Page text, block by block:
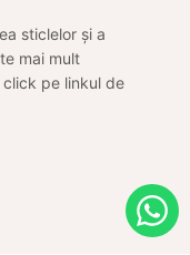
sticlelor și a
mai mult
pe linkul de